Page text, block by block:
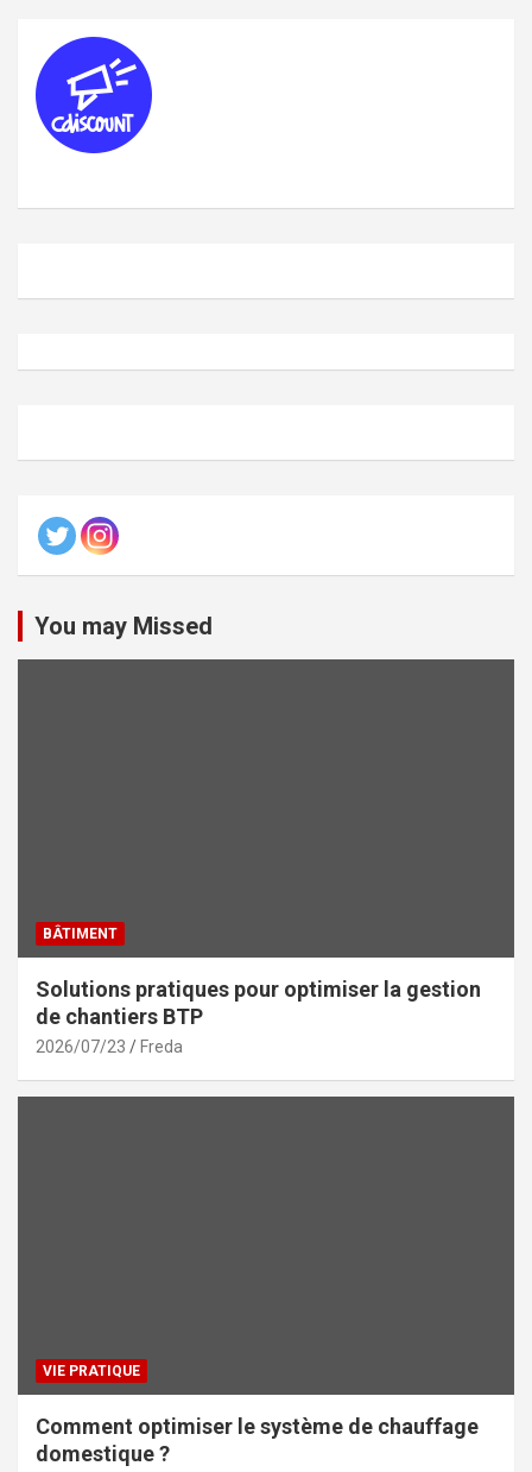
You may Missed
BÂTIMENT
Solutions pratiques pour optimiser la gestion
de chantiers BTP
2026/07/23 Freda
VIE PRATIQUE
Comment optimiser le système de chauffage
domestique ?